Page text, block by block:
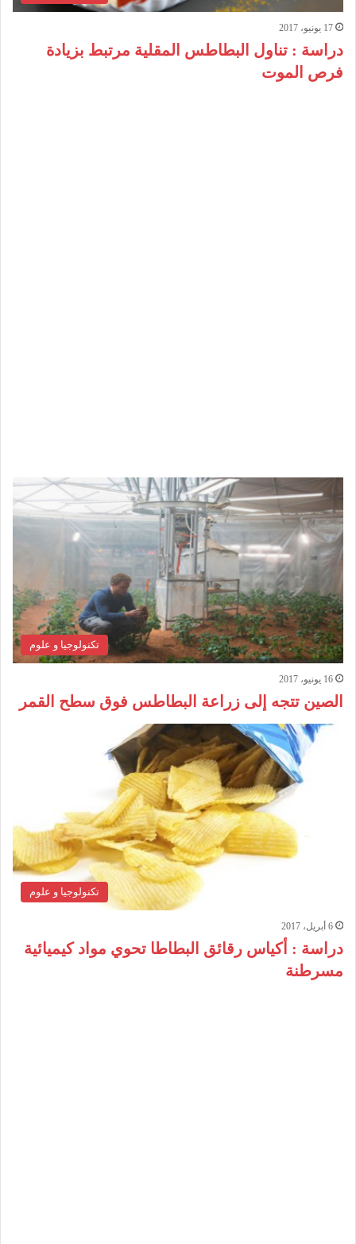
17 يونيو، 2017
دراسة : تناول البطاطس المقلية مرتبط بزيادة
فرص الموت
تكنولوجيا و علوم
16 يونيو، 2017
الصين تتجه إلى زراعة البطاطس فوق سطح القمر
تكنولوجيا و علوم
6 أبريل، 2017
دراسة : أكياس رقائق البطاطا تحوي مواد كيميائية
مسرطنة